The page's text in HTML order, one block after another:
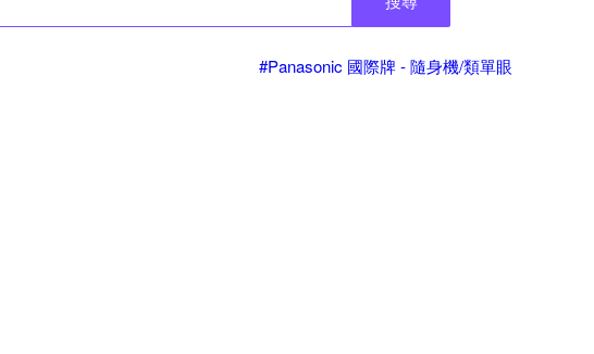
#Panasonic 國際牌 - 隨身機/類單眼